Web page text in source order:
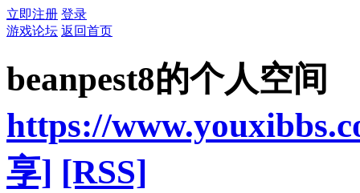
立即注册 登录
游戏论坛 返回首页
beanpest8的个人空间
https://
享] [RSS]